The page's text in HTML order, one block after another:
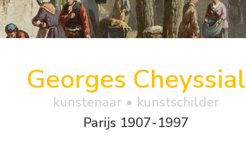
Georges Cheyssial
kunstenaar • kunstschilder
Parijs 1907-1997